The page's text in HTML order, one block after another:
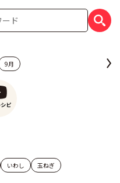
9月
いわし 玉ねぎ